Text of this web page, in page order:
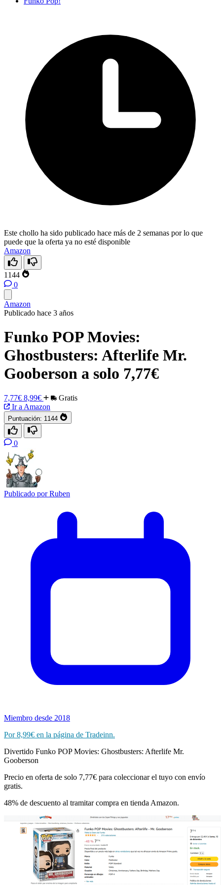
Este chollo ha sido publicado hace más de 2 semanas por lo que
puede que la oferta ya no esté disponible
Amazon
1144
0
Amazon
Publicado hace 3 años
Funko POP Movies:
Ghostbusters: Afterlife Mr.
Gooberson a solo 7,77€
7,77€ 8,99€
Gratis
Ir a Amazon
Puntuación: 1144
0
Publicado porRuben
Miembro desde 2018
Por 8,99€ en la página de Tradeinn.
Divertido Funko POP Movies: Ghostbusters: Afterlife Mr.
Gooberson
Precio en oferta de solo 7,77€ para coleccionar el tuyo con envío
gratis.
48% de descuento al tramitar compra en tienda Amazon.